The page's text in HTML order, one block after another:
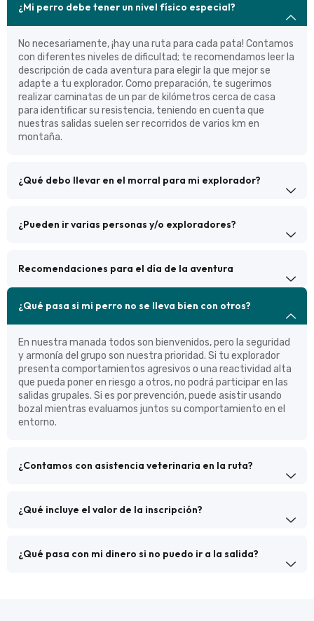
¿Mi perro debe tener un nivel físico especial?
No necesariamente, ¡hay una ruta para cada pata! Contamos
con diferentes niveles de dificultad; te recomendamos leer la
descripción de cada aventura para elegir la que mejor se
adapte a tu explorador. Como preparación, te sugerimos
realizar caminatas de un par de kilómetros cerca de casa
para identificar su resistencia, teniendo en cuenta que
nuestras salidas suelen ser recorridos de varios km en
montaña.
¿Qué debo llevar en el morral para mi explorador?
¿Pueden ir varias personas y/o exploradores?
Recomendaciones para el día de la aventura
¿Qué pasa si mi perro no se lleva bien con otros?
En nuestra manada todos son bienvenidos, pero la seguridad
y armonía del grupo son nuestra prioridad. Si tu explorador
presenta comportamientos agresivos o una reactividad alta
que pueda poner en riesgo a otros, no podrá participar en las
salidas grupales. Si es por prevención, puede asistir usando
bozal mientras evaluamos juntos su comportamiento en el
entorno.
¿Contamos con asistencia veterinaria en la ruta?
¿Qué incluye el valor de la inscripción?
¿Qué pasa con mi dinero si no puedo ir a la salida?